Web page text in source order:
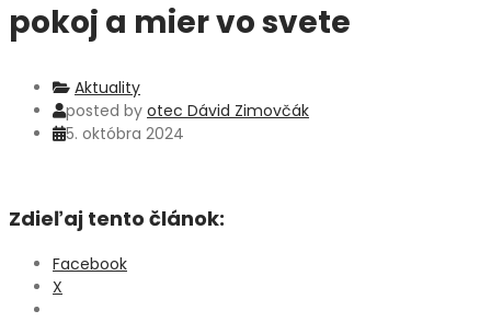
pokoj a mier vo svete
Aktuality
posted by otec Dávid Zimovčák
5. októbra 2024
Zdieľaj tento článok:
Facebook
X